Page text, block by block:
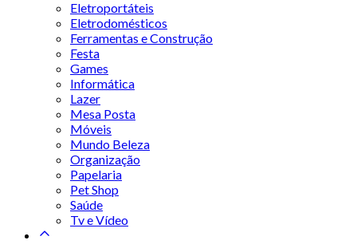
Eletroportáteis
Eletrodomésticos
Ferramentas e Construção
Festa
Games
Informática
Lazer
Mesa Posta
Móveis
Mundo Beleza
Organização
Papelaria
Pet Shop
Saúde
Tv e Vídeo